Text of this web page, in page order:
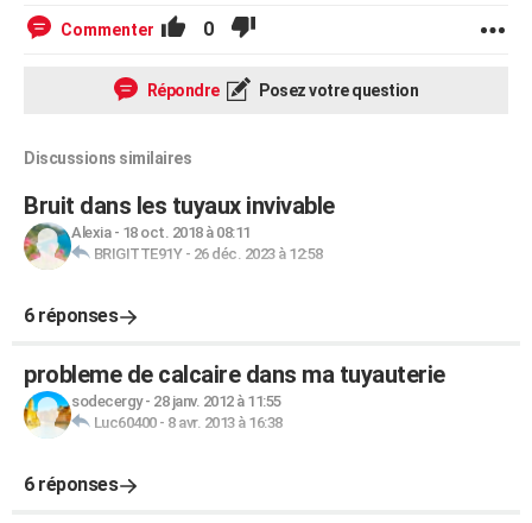
Commenter 0
Répondre Posez votre question
Discussions similaires
Bruit dans les tuyaux invivable
Alexia- 18 oct. 2018 à 08:11
BRIGITTE91Y- 26 déc. 2023 à 12:58
6 réponses
probleme de calcaire dans ma tuyauterie
sodecergy- 28 janv. 2012 à 11:55
Luc60400- 8 avr. 2013 à 16:38
6 réponses